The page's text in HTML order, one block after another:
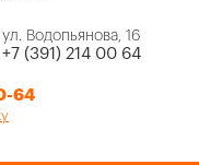
ул. Водопьянова, 16
+7 (391) 214 00 64
64